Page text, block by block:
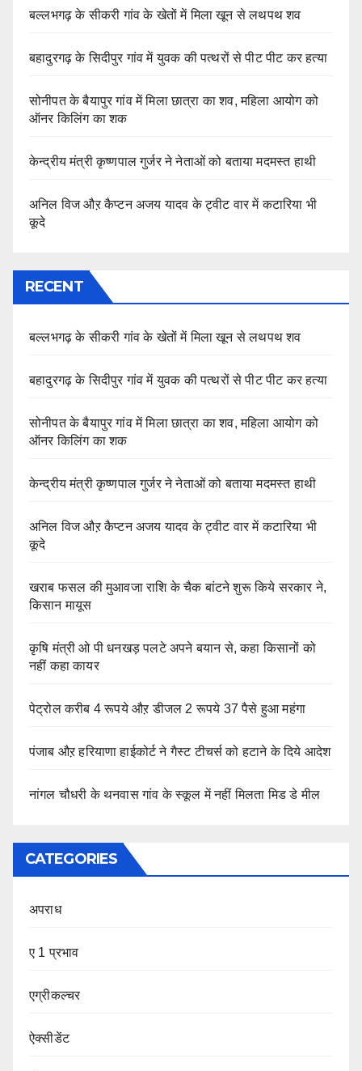
बल्लभगढ़ के सीकरी गांव के खेतों में मिला खून से लथपथ शव
बहादुरगढ़ के सिदीपुर गांव में युवक की पत्थरों से पीट पीट कर हत्या
सोनीपत के बैयापुर गांव में मिला छात्रा का शव, महिला आयोग को
ऑनर किलिंग का शक
केन्द्रीय मंत्री कृष्णपाल गुर्जर ने नेताओं को बताया मदमस्त हाथी
अनिल विज औऱ कैप्टन अजय यादव के ट्वीट वार में कटारिया भी
कूदे
RECENT
बल्लभगढ़ के सीकरी गांव के खेतों में मिला खून से लथपथ शव
बहादुरगढ़ के सिदीपुर गांव में युवक की पत्थरों से पीट पीट कर हत्या
सोनीपत के बैयापुर गांव में मिला छात्रा का शव, महिला आयोग को
ऑनर किलिंग का शक
केन्द्रीय मंत्री कृष्णपाल गुर्जर ने नेताओं को बताया मदमस्त हाथी
अनिल विज औऱ कैप्टन अजय यादव के ट्वीट वार में कटारिया भी
कूदे
खराब फसल की मुआवजा राशि के चैक बांटने शुरू किये सरकार ने,
किसान मायूस
कृषि मंत्री ओ पी धनखड़ पलटे अपने बयान से, कहा किसानों को
नहीं कहा कायर
पेट्रोल करीब 4 रूपये औऱ डीजल 2 रूपये 37 पैसे हुआ महंगा
पंजाब औऱ हरियाणा हाईकोर्ट ने गैस्ट टीचर्स को हटाने के दिये आदेश
नांगल चौधरी के थनवास गांव के स्कूल में नहीं मिलता मिड डे मील
CATEGORIES
अपराध
ए 1 प्रभाव
एग्रीकल्चर
ऐक्सीडेंट